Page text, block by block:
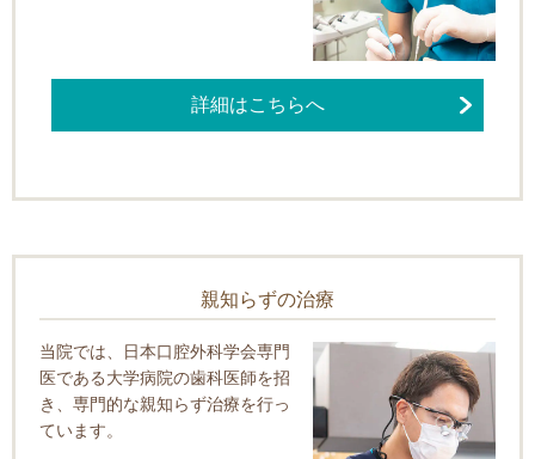
詳細はこちらへ
親知らずの治療
当院では、日本口腔外科学会専門
医である大学病院の歯科医師を招
き、専門的な親知らず治療を行っ
ています。